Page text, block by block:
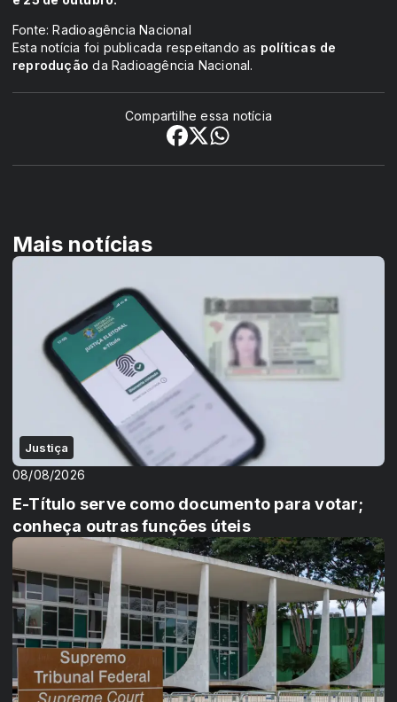
Fonte: Radioagência Nacional
Esta notícia foi publicada respeitando as políticas de
reprodução da Radioagência Nacional.
Compartilhe essa notícia
Mais notícias
Justiça
08/08/2026
E-Título serve como documento para votar;
conheça outras funções úteis